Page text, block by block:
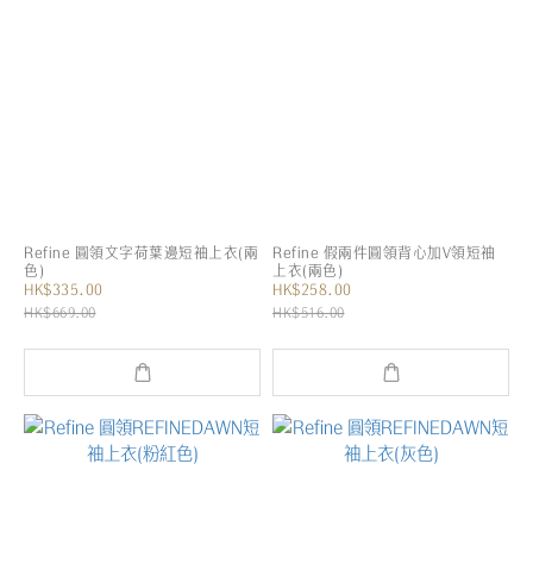
Refine 圓領文字荷葉邊短袖上衣(兩
色)
HK$335.00
HK$669.00
Refine 假兩件圓領背心加V領短袖
上衣(兩色)
HK$258.00
HK$516.00